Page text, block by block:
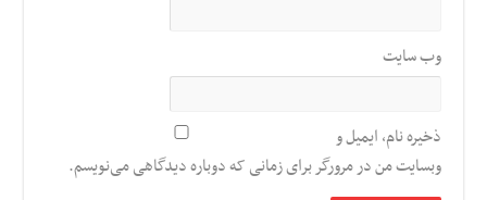
وب‌ سایت
ذخیره نام، ایمیل و
وبسایت من در مرورگر برای زمانی که دوباره دیدگاهی می‌نویسم.